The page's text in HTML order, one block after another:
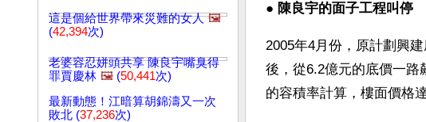
這是個給世界帶來災難的女人 🖼️
(42,394次)
老婆容忍姘頭共享 陳良宇嘴臭得
罪賈慶林 🖼️ (50,441次)
最新動態！江暗算胡錦濤又一次
敗北 (37,236次)
● 陳良宇的面子工程叫停
2005年4月份，原計劃興
後，從6.2億元的底價一路
的容積率計算，樓面價格